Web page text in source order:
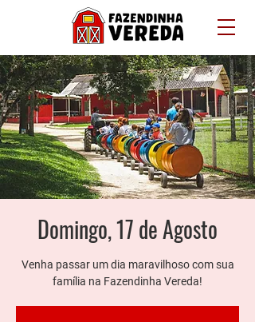
Domingo, 17 de Agosto
Venha passar um dia maravilhoso com sua
família na Fazendinha Vereda!